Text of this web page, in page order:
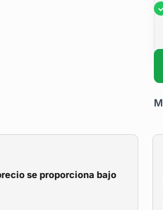
se proporciona bajo